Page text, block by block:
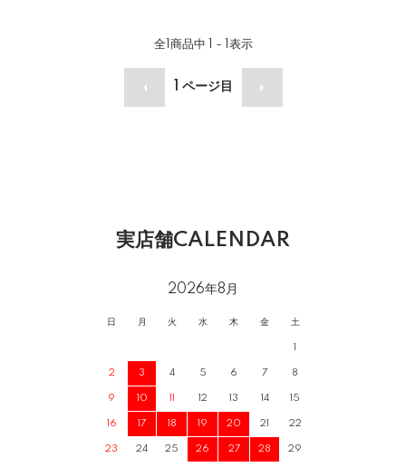
全1 商品中 1 - 1 表示
ページ目
実店舗CALENDAR
2026年8月
日 月 火 水 木 金 土
1
2 3 4 5 6 7 8
9 10 11 12 13 14 15
16 17 18 19 20 21 22
23 24 25 26 27 28 29